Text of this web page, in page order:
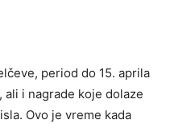
period do 15. aprila
i nagrade koje dolaze
Ovo je vreme kada